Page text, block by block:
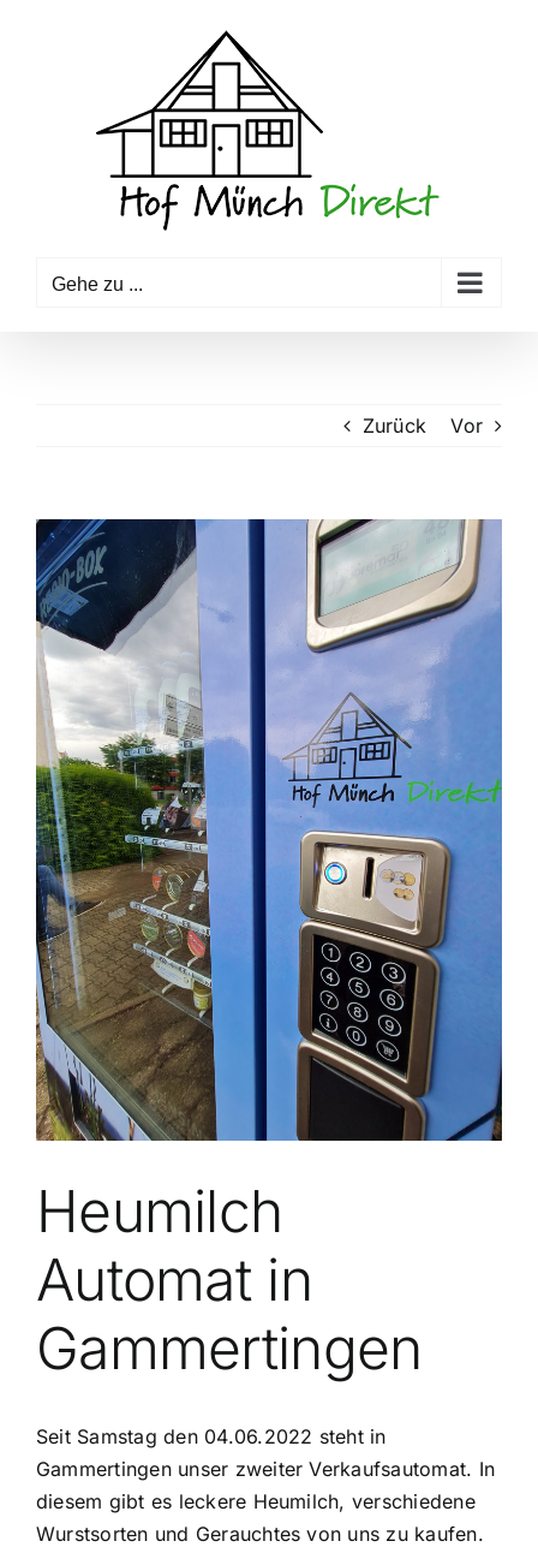
Gehe zu ...
Zurück Vor
Zeige
grösseres
Bild
Heumilch
Automat in
Gammertingen
Seit Samstag den 04.06.2022 steht in
Gammertingen unser zweiter Verkaufsautomat. In
diesem gibt es leckere Heumilch, verschiedene
Wurstsorten und Gerauchtes von uns zu kaufen.